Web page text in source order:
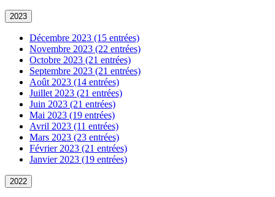
2023
Décembre 2023 (15 entrées)
Novembre 2023 (22 entrées)
Octobre 2023 (21 entrées)
Septembre 2023 (21 entrées)
Août 2023 (14 entrées)
Juillet 2023 (21 entrées)
Juin 2023 (21 entrées)
Mai 2023 (19 entrées)
Avril 2023 (11 entrées)
Mars 2023 (23 entrées)
Février 2023 (21 entrées)
Janvier 2023 (19 entrées)
2022